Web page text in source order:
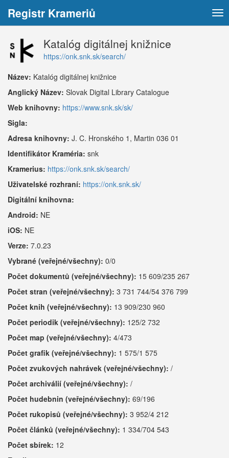
Registr Krameriů
Katalóg digitálnej knižnice
https://onk.snk.sk/search/
Název: Katalóg digitálnej knižnice
Anglický Název: Slovak Digital Library Catalogue
Web knihovny: https://www.snk.sk/sk/
Sigla:
Adresa knihovny: J. C. Hronského 1, Martin 036 01
Identifikátor Kraméria: snk
Kramerius: https://onk.snk.sk/search/
Uživatelské rozhraní: https://onk.snk.sk/
Digitální knihovna:
Android: NE
iOS: NE
Verze: 7.0.23
Vybrané (veřejné/všechny): 0/0
Počet dokumentů (veřejné/všechny): 15 609/235 267
Počet stran (veřejné/všechny): 3 731 744/54 376 799
Počet knih (veřejné/všechny): 13 909/230 960
Počet periodik (veřejné/všechny): 125/2 732
Počet map (veřejné/všechny): 4/473
Počet grafik (veřejné/všechny): 1 575/1 575
Počet zvukových nahrávek (veřejné/všechny): /
Počet archiválií (veřejné/všechny): /
Počet hudebnin (veřejné/všechny): 69/196
Počet rukopisů (veřejné/všechny): 3 952/4 212
Počet článků (veřejné/všechny): 1 334/704 543
Počet sbírek: 12